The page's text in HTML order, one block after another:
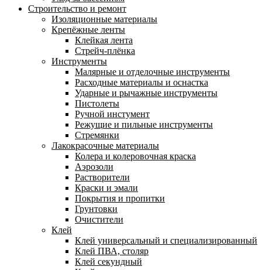
Строительство и ремонт
Изоляционные материалы
Крепёжные ленты
Клейкая лента
Стрейч-плёнка
Инструменты
Малярные и отделочные инструменты
Расходные материалы и оснастка
Ударные и рычажные инструменты
Пистолеты
Ручной инстумент
Режущие и пильные инструменты
Стремянки
Лакокрасочные материалы
Колера и колеровочная краска
Аэрозоли
Растворители
Краски и эмали
Покрытия и пропитки
Грунтовки
Очистители
Клей
Клей универсальный и специализированный
Клей ПВА, столяр
Клей секундный